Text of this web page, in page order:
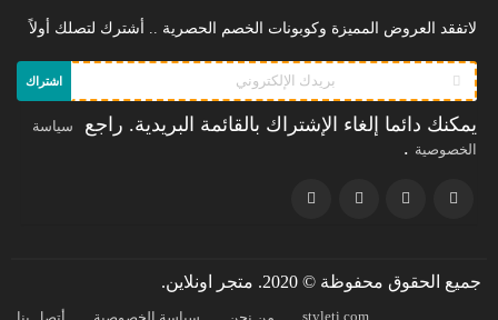
لاتفقد العروض المميزة وكوبونات الخصم الحصرية .. أشترك لتصلك أولاً
اشتراك
يمكنك دائما إلغاء الإشتراك بالقائمة البريدية. راجع
سياسة
الخصوصية .
جميع الحقوق محفوظة © 2020. متجر اونلاين.
styleti.com